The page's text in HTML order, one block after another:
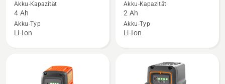
40-
B140
anzeigen,
Akku-Kapazität
4 Ah
Akku-Typ
Li-Ion
40-
B70
anzeigen,
Akku-Kapazität
2 Ah
Akku-Typ
Li-Ion